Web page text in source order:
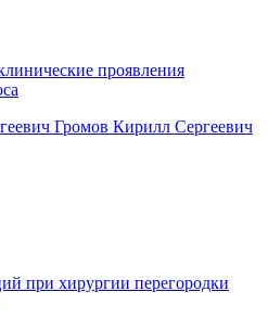
проявления
Громов Кирилл Сергеевич
при хирургии перегородки